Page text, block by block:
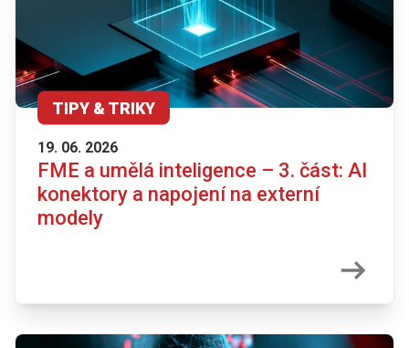
konzultanta, tudíž ví, jaké jsou potřeby zákazníka
a na co je potřeba se zaměřit ze strany dodavatele
při dodávce služeb a řešení. Má bohaté zkušenosti
s návrhy řešení, implementacemi, konzultacemi
a také školeními. Dříve působil také jako projektant
územního plánování či administrátor GIS řešení.
TIPY & TRIKY
19. 06. 2026
FME a umělá inteligence – 3. část: AI
konektory a napojení na externí
modely